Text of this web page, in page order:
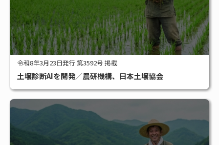
令和8年3月23日発行 第3592号 掲載
土壌診断AIを開発／農研機構、日本土壌協会